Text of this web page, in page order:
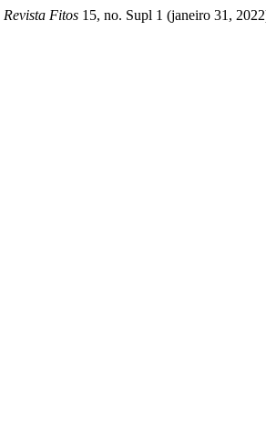
Revista Fitos 15, no. Supl 1 (janeiro 31,